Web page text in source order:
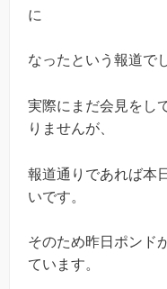
に
なったという報道で
実際にまだ会見をし
りませんが、
報道通りであれば本
いです。
そのため昨日ポンド
ています。